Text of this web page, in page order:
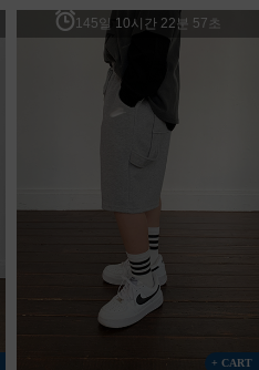
145일 10시간 22분 57초
+ CART